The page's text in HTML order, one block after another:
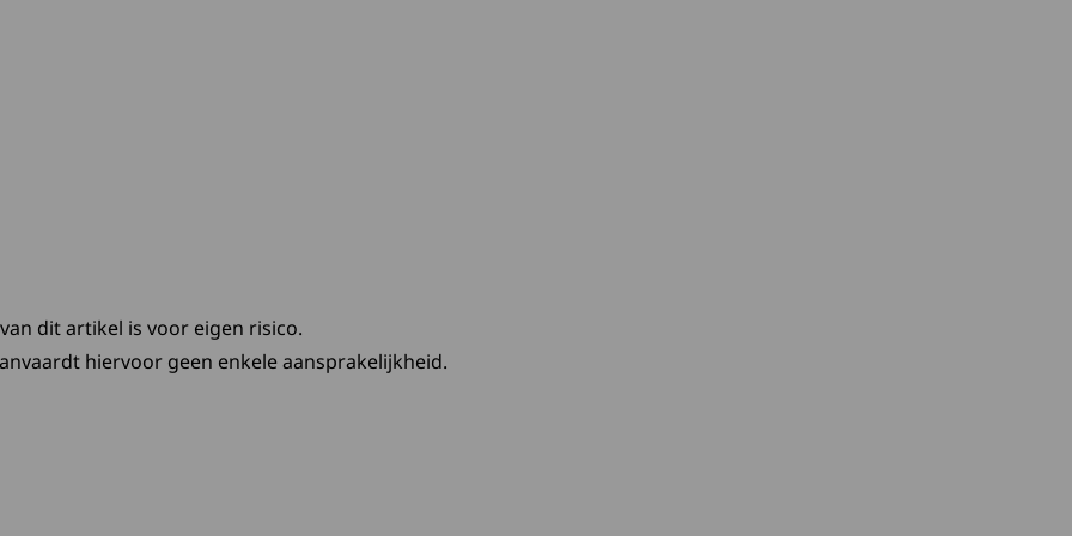
tab:nieuw tabblad
tab:nieuw tabblad
tab:nieuw tabblad
dit artikel is voor eigen risico.
hiervoor geen enkele aansprakelijkheid.